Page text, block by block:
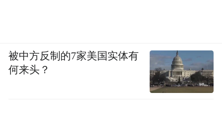
被中方反制的7家美国实体有
何来头？